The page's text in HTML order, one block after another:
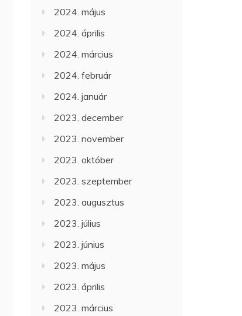
2024. május
2024. április
2024. március
2024. február
2024. január
2023. december
2023. november
2023. október
2023. szeptember
2023. augusztus
2023. július
2023. június
2023. május
2023. április
2023. március